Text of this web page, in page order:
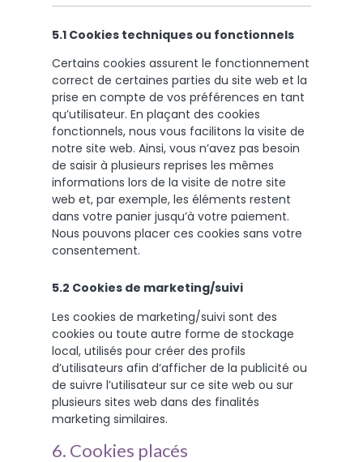
5.1 Cookies techniques ou fonctionnels
Certains cookies assurent le fonctionnement
correct de certaines parties du site web et la
prise en compte de vos préférences en tant
qu’utilisateur. En plaçant des cookies
fonctionnels, nous vous facilitons la visite de
notre site web. Ainsi, vous n’avez pas besoin
de saisir à plusieurs reprises les mêmes
informations lors de la visite de notre site
web et, par exemple, les éléments restent
dans votre panier jusqu’à votre paiement.
Nous pouvons placer ces cookies sans votre
consentement.
5.2 Cookies de marketing/suivi
Les cookies de marketing/suivi sont des
cookies ou toute autre forme de stockage
local, utilisés pour créer des profils
d’utilisateurs afin d’afficher de la publicité ou
de suivre l’utilisateur sur ce site web ou sur
plusieurs sites web dans des finalités
marketing similaires.
6. Cookies placés